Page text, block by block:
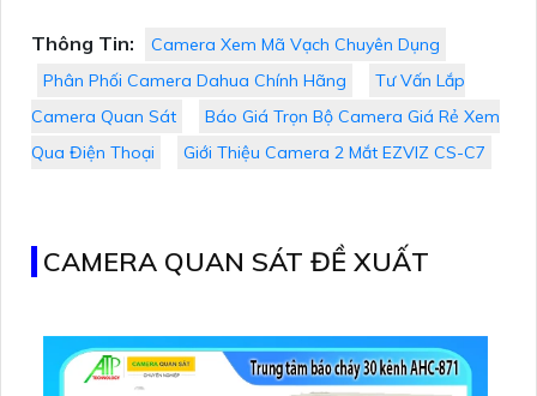
Thông Tin:
Camera Xem Mã Vạch Chuyên Dụng
Phân Phối Camera Dahua Chính Hãng
Tư Vấn Lắp
Camera Quan Sát
Báo Giá Trọn Bộ Camera Giá Rẻ Xem
Qua Điện Thoại
Giới Thiệu Camera 2 Mắt EZVIZ CS-C7
CAMERA QUAN SÁT ĐỀ XUẤT